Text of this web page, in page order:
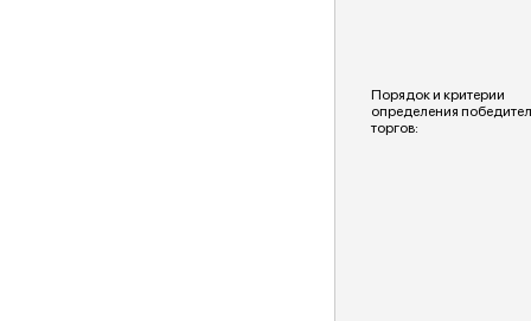
Порядок и критерии
определения
торгов: